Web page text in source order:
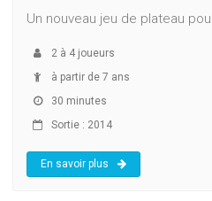
Un nouveau jeu de plateau
2 à 4 joueurs
à partir de 7 ans
30 minutes
Sortie : 2014
En savoir plus